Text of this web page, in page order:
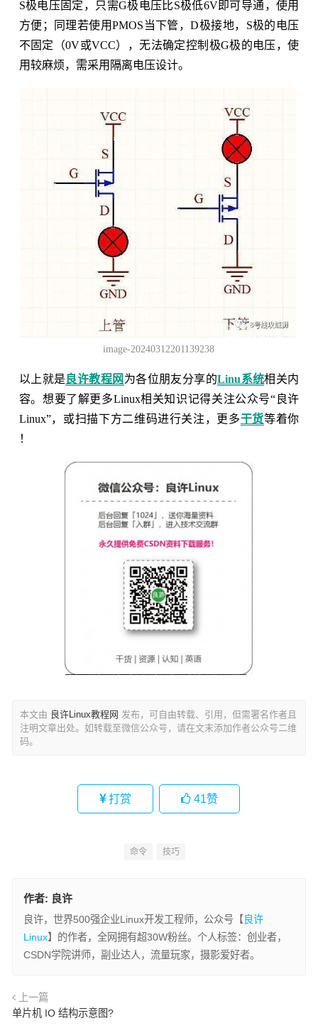
S极电压固定，只需G极电压比S极低6V即可导通，使用
方便；同理若使用PMOS当下管，D极接地，S极的电压
不固定（0V或VCC），无法确定控制极G极的电压，使
用较麻烦，需采用隔离电压设计。
image-20240312201139238
以上就是 良许教程网 为各位朋友分享的Linu系统相关内
容。想要了解更多Linux相关知识记得关注公众号“良许
Linux”，或扫描下方二维码进行关注，更多干货等着你
！
本文由 良许Linux教程网 发布，可自由转载、引用，但需署名作者且
注明文章出处。如转载至微信公众号，请在文末添加作者公众号二维
码。
打赏 41赞
命令 技巧
作者: 良许
良许，世界500强企业Linux开发工程师，公众号【 良许
Linux】的作者，全网拥有超30W粉丝。个人标签：创业者，
CSDN学院讲师，副业达人，流量玩家，摄影爱好者。
上一篇
单片机 IO 结构示意图?